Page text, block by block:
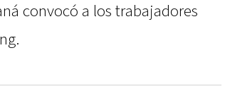
convocó a los trabajadores